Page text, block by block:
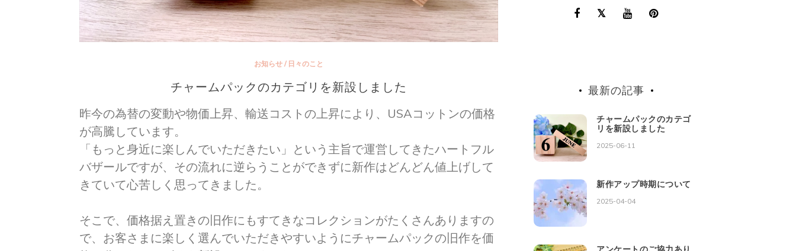
お知らせ / 日々のこと
チャームパックのカテゴリを新設しました
昨今の為替の変動や物価上昇、輸送コストの上昇により、USAコットンの価格
が高騰しています。
「もっと身近に楽しんでいただきたい」という主旨で運営してきたハートフル
バザールですが、その流れに逆らうことができずに新作はどんどん値上げして
きていて心苦しく思ってきました。
そこで、価格据え置きの旧作にもすてきなコレクションがたくさんありますの
で、お客さまに楽しく選んでいただきやすいようにチャームパックの旧作を価
最新の記事
チャームパックのカテゴ
リを新設しました
2025-06-11
新作アップ時期について
2025-04-04